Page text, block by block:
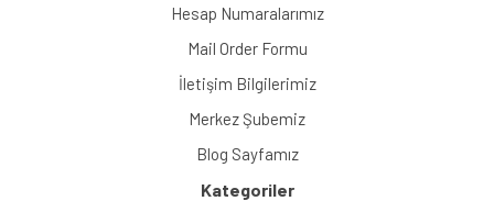
Hesap Numaralarımız
Mail Order Formu
İletişim Bilgilerimiz
Merkez Şubemiz
Blog Sayfamız
Kategoriler